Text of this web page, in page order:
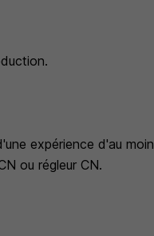
expérience d'au
ou régleur CN.